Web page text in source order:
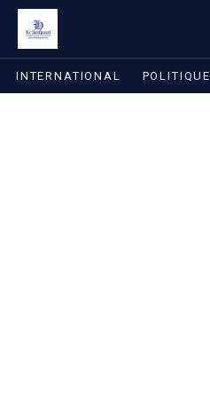
INTERNATIONAL POLITIQUE